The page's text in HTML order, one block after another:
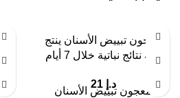
معجون تبييض الأسنان ينتج
عنه نتائج نباتية خلال 7 أيام
د.إ 21
معجون تبييض الأسنان